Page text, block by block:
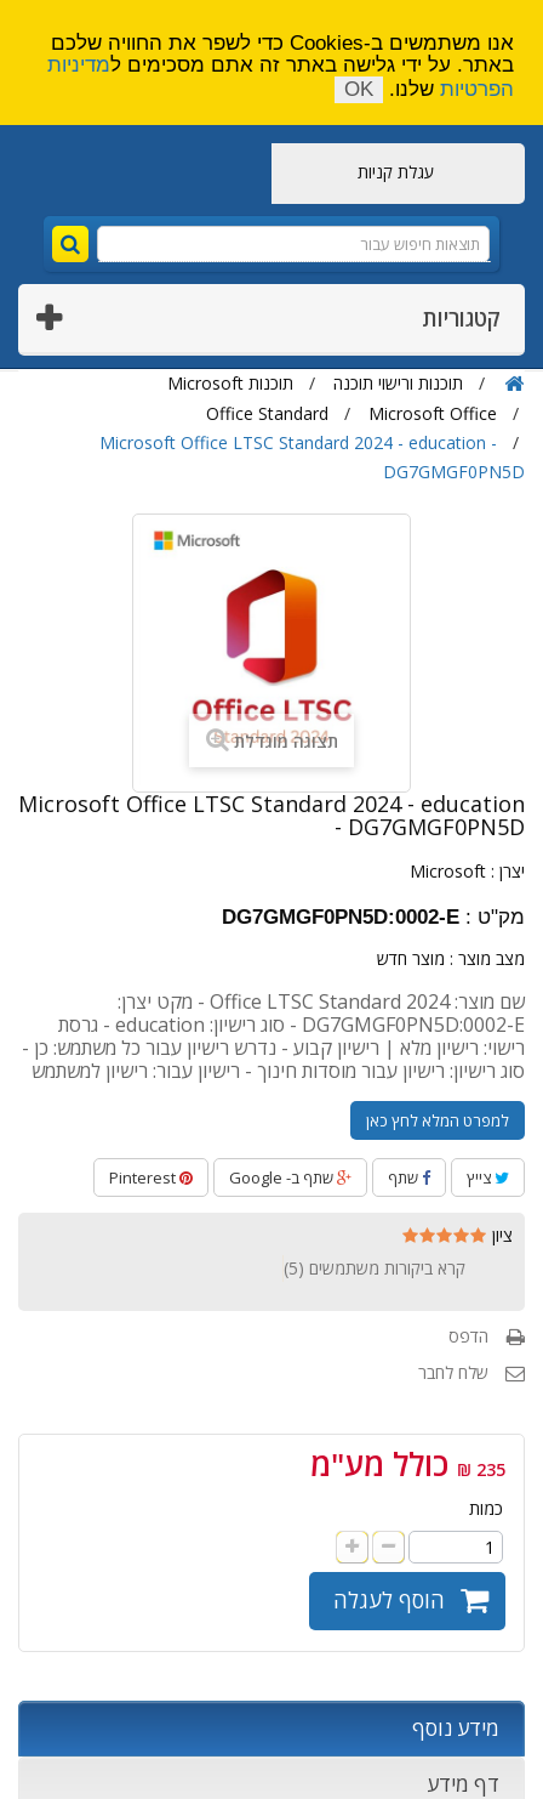
עגלת קניות
קטגוריות
תוכנות ורישוי תוכנה
תוכנות Microsoft
Microsoft Office
Office Standard
Microsoft Office LTSC Standard 2024 - education -
DG7GMGF0PN5D
תצוגה מוגדלת
Microsoft Office LTSC Standard 2024 - education
- DG7GMGF0PN5D
יצרן : Microsoft
מק"ט : DG7GMGF0PN5D:0002-E
מצב מוצר : מוצר חדש
שם מוצר: Office LTSC Standard 2024 - מקט יצרן:
DG7GMGF0PN5D:0002-E - סוג רישיון: education - גרסת
רישוי: רישיון מלא | רישיון קבוע - נדרש רישיון עבור כל משתמש: כן -
סוג רישיון: רישיון עבור מוסדות חינוך - רישיון עבור: רישיון למשתמש
למפרט המלא לחץ כאן
צייץ שתף שתף ב- Google
ציון
קרא ביקורות משתמשים (5
)
הדפס
שלח לחבר
235 ₪ כולל מע"מ
כמות
הוסף לעגלה
מידע נוסף
דף מידע
אנו משתמשים ב-Cookies כדי לשפר את החוויה שלכם
באתר. על ידי גלישה באתר זה אתם מסכימים למדיניות
הפרטיות שלנו. OK